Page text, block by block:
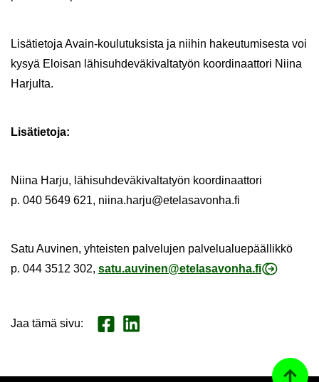
Li­sä­tie­to­ja Avain-​koulutuksista ja nii­hin ha­keu­tu­mi­ses­ta voi
kysyä Eloi­san lä­hi­suh­de­vä­ki­val­ta­työn koor­di­naat­to­ri Niina
Har­jul­ta.
Li­sä­tie­to­ja:
Niina Harju, lä­hi­suh­de­vä­ki­val­ta­työn koor­di­naat­to­ri
p. 040 5649 621, niina.harju@ete­la­sa­von­ha.fi
Satu Au­vi­nen, yh­teis­ten pal­ve­lu­jen pal­ve­lua­lue­pääl­lik­kö
p. 044 3512 302, satu.au­vi­nen@ete­la­sa­von­ha.fi
Jaa tämä sivu: Jaa Face­book
Jaa Lin­ke­dI­nis­sä